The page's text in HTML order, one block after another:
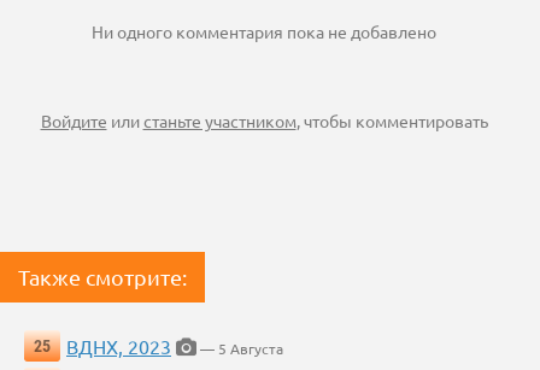
Ни одного комментария пока не добавлено
Войдите илистаньте участником, чтобы комментировать
Также смотрите:
25 ВДНХ, 2023
— 5 Августа